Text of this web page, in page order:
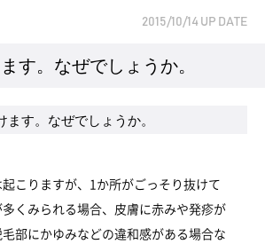
2015/10/14 UP DATE
す。なぜでしょうか。
す。なぜでしょうか。
こりますが、1か所がごっそり抜けて
くみられる場合、皮膚に赤みや発疹が
部にかゆみなどの違和感がある場合な